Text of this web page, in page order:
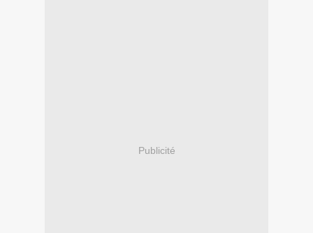
Publicité